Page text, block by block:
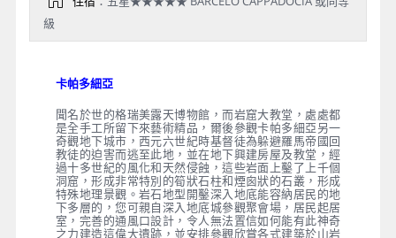
入內參觀)→ ★【好漾獨家安排】一日
早餐：旅館內
午餐：石窯慢火陶罐燉肉＋鹽焗雞風味料理
晚餐：好漾獨家－私房餐廳風味料理
住宿：五星★★★★★ BARCELO CAPPADOCIA 或同等